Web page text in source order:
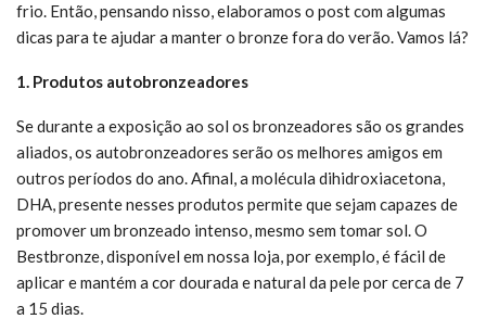
frio. Então, pensando nisso, elaboramos o post com algumas
dicas para te ajudar a manter o bronze fora do verão. Vamos lá?
1. Produtos autobronzeadores
Se durante a exposição ao sol os bronzeadores são os grandes
aliados, os autobronzeadores serão os melhores amigos em
outros períodos do ano. Afinal, a molécula dihidroxiacetona,
DHA, presente nesses produtos permite que sejam capazes de
promover um bronzeado intenso, mesmo sem tomar sol. O
Bestbronze, disponível em nossa loja, por exemplo, é fácil de
aplicar e mantém a cor dourada e natural da pele por cerca de 7
a 15 dias.